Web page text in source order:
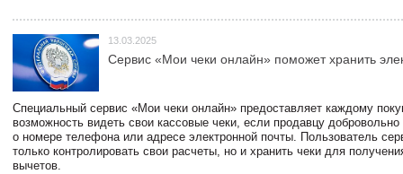
13.03.2025
Сервис «Мои чеки онлайн» поможет хранить
Специальный сервис «Мои чеки онлайн» предоставляет каждому
возможность видеть свои кассовые чеки, если продавцу
о номере телефона или адресе электронной почты. Пользователь
только контролировать свои расчеты, но и хранить чеки для
вычетов.